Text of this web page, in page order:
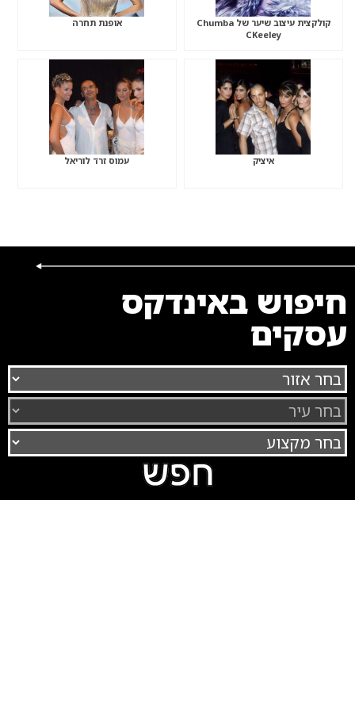
קולקצית עיצוב שיער של Chumba
CKeeley
אופנת תחרה
איציק עמוס זרד לוריאל
חיפוש באינדקס
עסקים